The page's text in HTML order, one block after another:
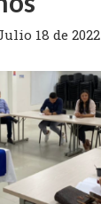
18 de 2022